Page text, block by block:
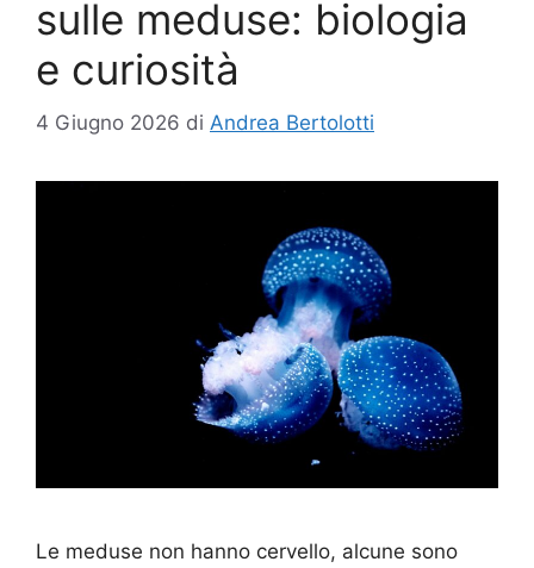
sulle meduse: biologia
e curiosità
4 Giugno 2026 di Andrea Bertolotti
Le meduse non hanno cervello, alcune sono